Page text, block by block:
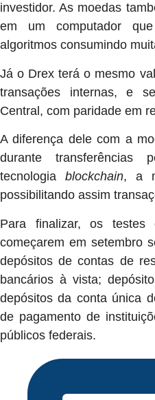
investidor. As moedas
em um computador
algoritmos consumindo
Já o Drex terá o mesmo
transações internas, e
Central, com paridade em
A diferença dele com a
durante transferências
tecnologia blockchain, a
possibilitando assim
Para finalizar, os testes
começarem em setembro
depósitos de contas de
bancários à vista;
depósitos da conta única
de pagamento de
públicos federais.